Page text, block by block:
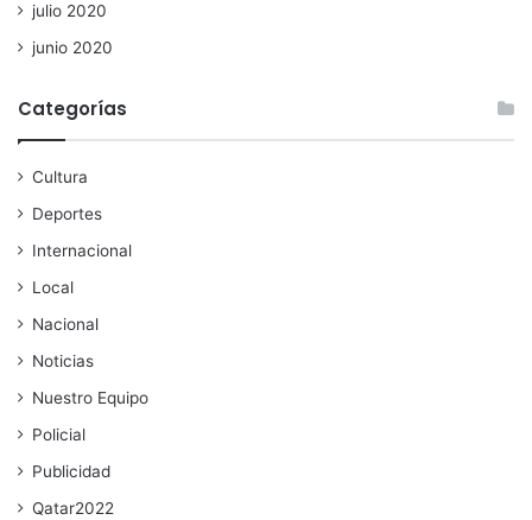
julio 2020
junio 2020
Categorías
Cultura
Deportes
Internacional
Local
Nacional
Noticias
Nuestro Equipo
Policial
Publicidad
Qatar2022